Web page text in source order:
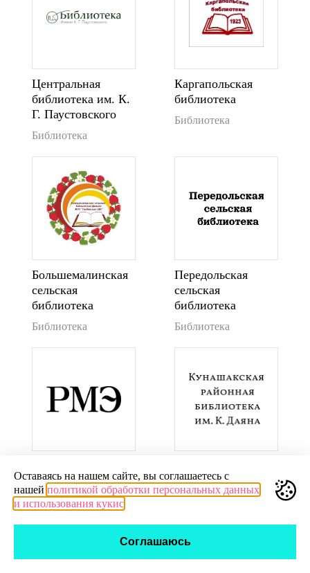
Центральная
библиотека им. К.
Г. Паустовского
Библиотека
Каргапольская
библиотека
Библиотека
Большемалинская
сельская
библиотека
Библиотека
Передольская
сельская
библиотека
Библиотека
сельская
библиотека | РМЭ
районная
библиотека им. К.
Оставаясь на нашем сайте, вы соглашаетесь с
нашей политикой обработки персональных данных
и использования кукис
Соглашаюсь